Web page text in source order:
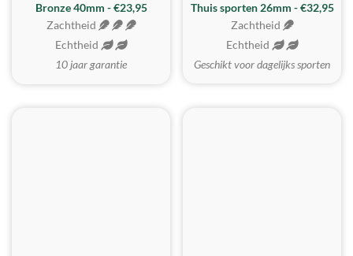
Bronze 40mm - €23,95
Zachtheid
Echtheid
10 jaar garantie
Thuis sporten 26mm - €32,95
Zachtheid
Echtheid
Geschikt voor dagelijks sporten